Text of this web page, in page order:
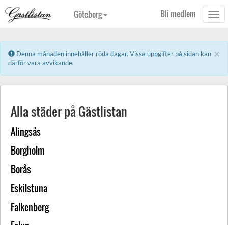
Bli medlem
Göteborg
×
Error:
Denna månaden innehåller röda dagar. Vissa uppgifter på sidan kan
därför vara avvikande.
Alla städer på Gästlistan
Alingsås
Borgholm
Borås
Eskilstuna
Falkenberg